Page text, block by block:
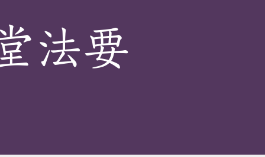
法要